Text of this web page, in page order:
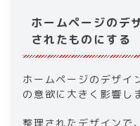
ホームページのデ
されたものにする
ホームページのデザイ
の意欲に大きく影響し
整理されたデザインで